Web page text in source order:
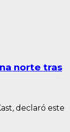
norte tras
declaró este